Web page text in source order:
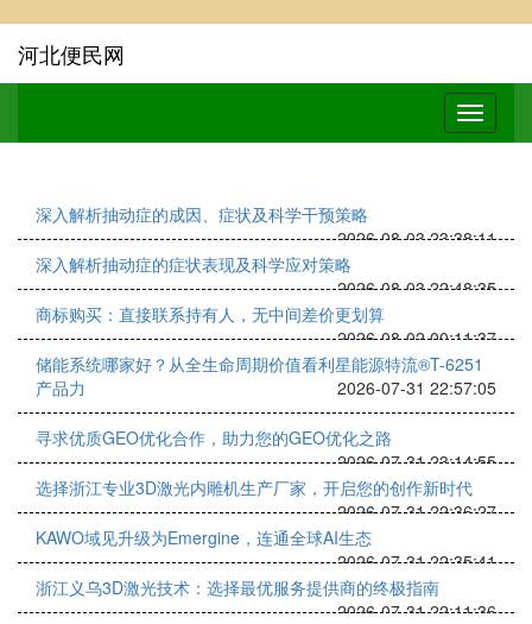
河北便民网
深入解析抽动症的成因、症状及科学干预策略
2026-08-03 23:38:11
深入解析抽动症的症状表现及科学应对策略
2026-08-03 22:48:35
商标购买：直接联系持有人，无中间差价更划算
2026-08-02 00:11:37
储能系统哪家好？从全生命周期价值看利星能源特流®T-6251
产品力
2026-07-31 22:57:05
寻求优质GEO优化合作，助力您的GEO优化之路
2026-07-31 23:14:55
选择浙江专业3D激光内雕机生产厂家，开启您的创作新时代
2026-07-31 22:36:27
KAWO域见升级为Emergine，连通全球AI生态
2026-07-31 22:35:41
浙江义乌3D激光技术：选择最优服务提供商的终极指南
2026-07-31 22:11:36